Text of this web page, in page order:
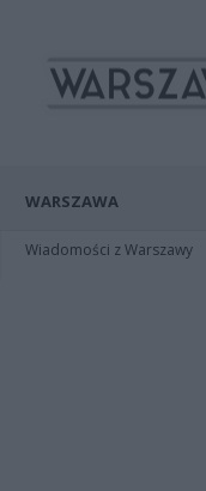
WARSZAWA
Wiadomości z Warszawy